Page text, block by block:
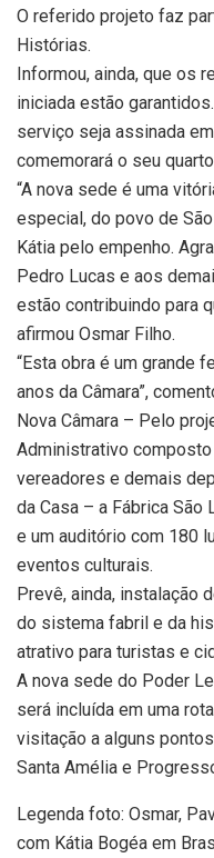
O referido projeto faz
Histórias.
Informou, ainda, que os
iniciada estão
serviço seja assinada
comemorará o seu
“A nova sede é uma
especial, do povo de
Kátia pelo empenho.
Pedro Lucas e aos
estão contribuindo para
afirmou Osmar Filho.
“Esta obra é um grande
anos da Câmara”,
Nova Câmara – Pelo
Administrativo
vereadores e demais
da Casa – a Fábrica São
e um auditório com 180
eventos culturais.
Prevê, ainda, instalação
do sistema fabril e da
atrativo para turistas e
A nova sede do Poder
será incluída em uma
visitação a alguns
Santa Amélia e
Legenda foto: Osmar,
com Kátia Bogéa em